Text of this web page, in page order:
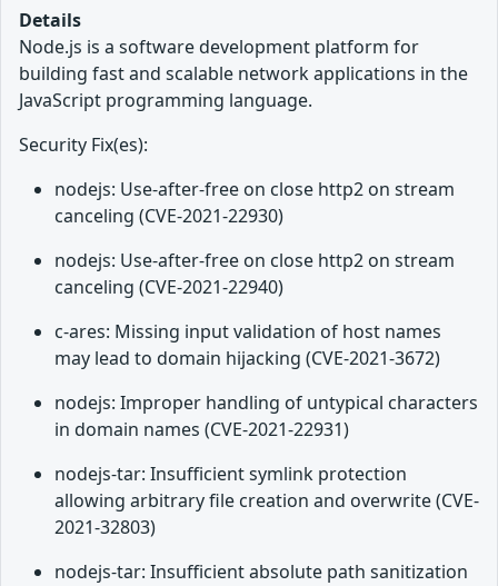
Details
Node.js is a software development platform for
building fast and scalable network applications in the
JavaScript programming language.
Security Fix(es):
nodejs: Use-after-free on close http2 on stream
canceling (CVE-2021-22930)
nodejs: Use-after-free on close http2 on stream
canceling (CVE-2021-22940)
c-ares: Missing input validation of host names
may lead to domain hijacking (CVE-2021-3672)
nodejs: Improper handling of untypical characters
in domain names (CVE-2021-22931)
nodejs-tar: Insufficient symlink protection
allowing arbitrary file creation and overwrite (CVE-
2021-32803)
nodejs-tar: Insufficient absolute path sanitization